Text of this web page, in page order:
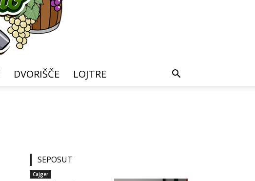
DVORIŠČE LOJTRE
SEPOSUT
Cajger